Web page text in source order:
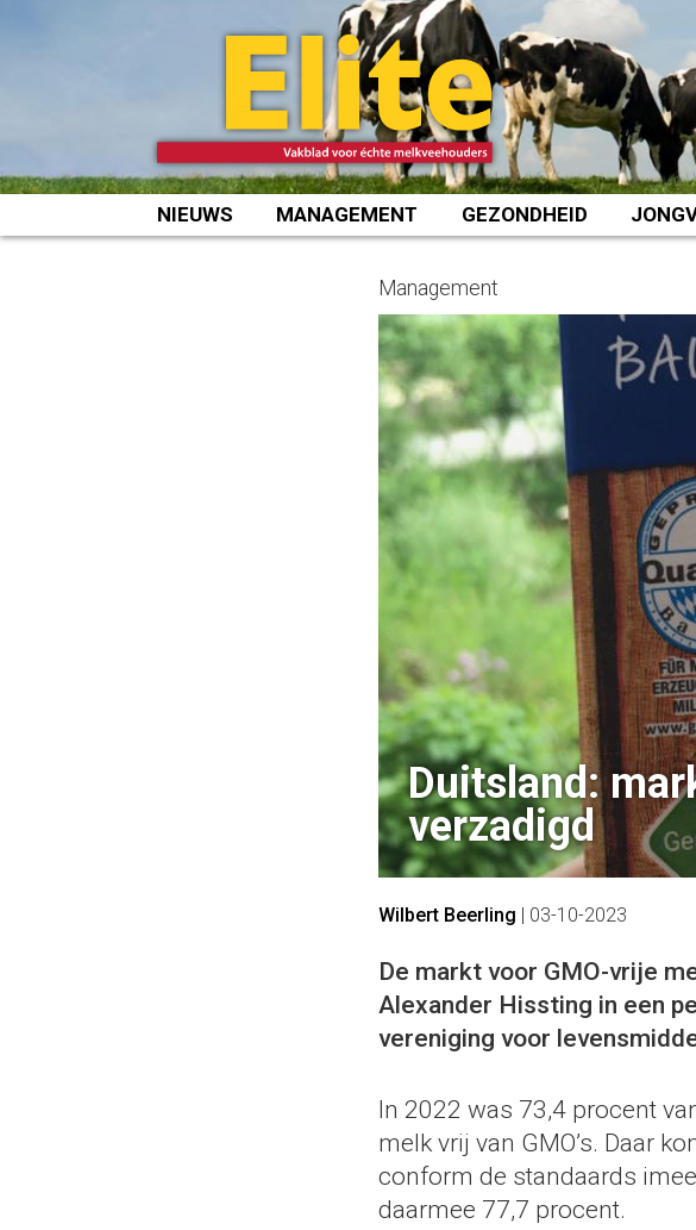
NIEUWS MANAGEMENT GEZONDHEID
Management
Duitsland:
verzadigd
Wilbert Beerling | 03-10-2023
De markt voor GMO-vrije
Alexander Hissting in een
vereniging voor
In 2022 was 73,4 procent
melk vrij van GMO’s. Daar
conform de standaards
daarmee 77,7 procent.